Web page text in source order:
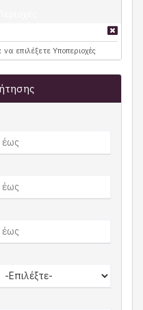
επιλέξετε Υποπεριοχές